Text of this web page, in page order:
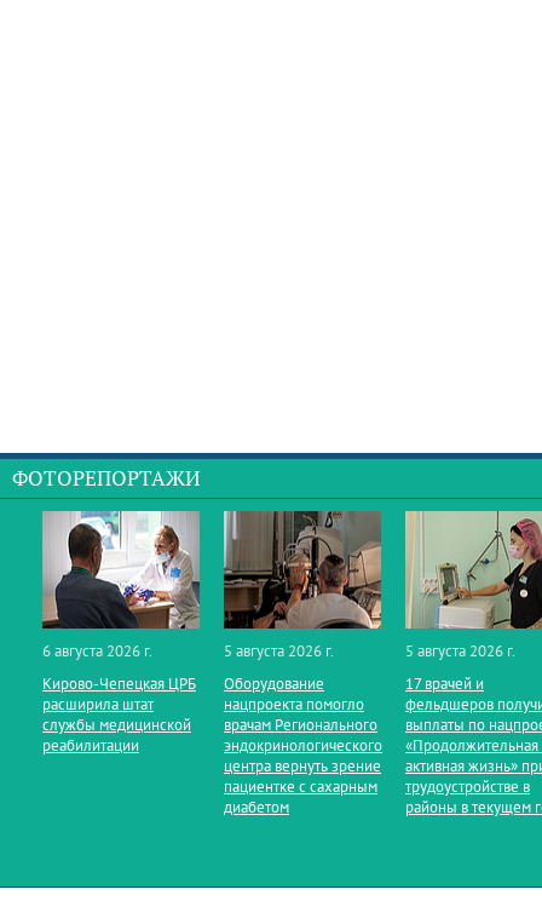
ФОТОРЕПОРТАЖИ
6 августа 2026 г.
Кирово‑Чепецкая ЦРБ
расширила штат
службы медицинской
реабилитации
5 августа 2026 г.
Оборудование
нацпроекта помогло
врачам Регионального
эндокринологического
центра вернуть зрение
пациентке с сахарным
диабетом
5 августа 2026 г.
17 врачей и
фельдшеров
выплаты по
«Продолжительная
активная жизнь»
трудоустройстве в
районы в текущем